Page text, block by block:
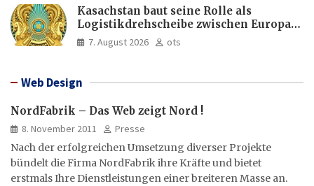
Kasachstan baut seine Rolle als
Logistikdrehscheibe zwischen Europa
und Asien aus
7. August 2026 ots
Web Design
NordFabrik – Das Web zeigt Nord !
8. November 2011
Presse
Nach der erfolgreichen Umsetzung diverser Projekte
bündelt die Firma NordFabrik ihre Kräfte und bietet
erstmals Ihre Dienstleistungen einer breiteren Masse an.